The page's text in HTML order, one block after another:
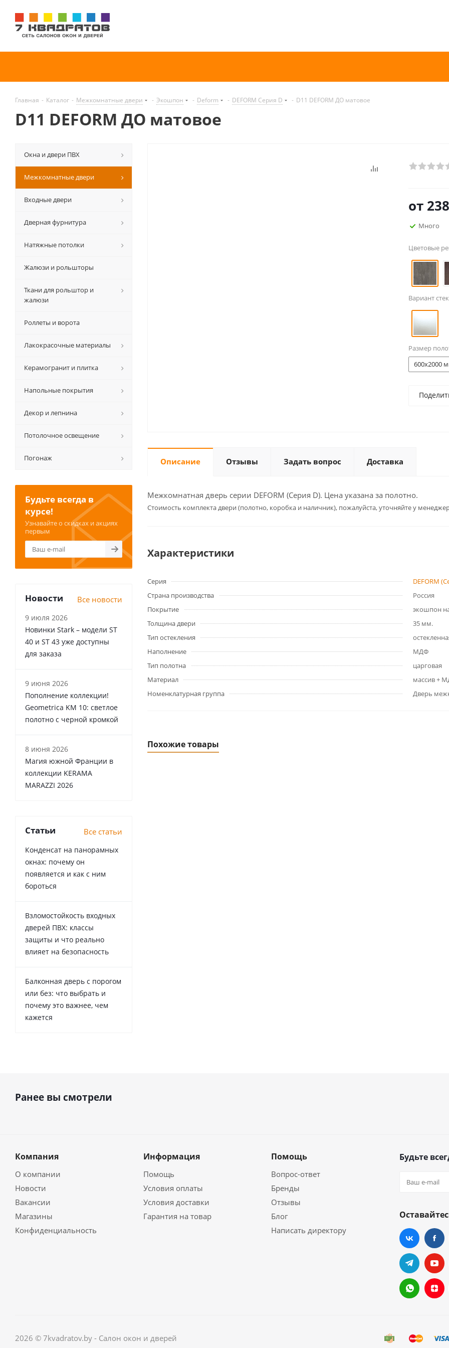
Главная - Каталог - Межкомнатные двери - Экошпон - Deform - DEFORM Серия D - D11 DEFORM ДО матовое
D11 DEFORM ДО матовое
от
Много
Цветовые
Вариант
Размер
600x2000
Описание Отзывы Задать вопрос Доставка
Межкомнатная дверь серии DEFORM (Серия D). Цена указана за полотно.
Cтоимость комплекта двери (полотно, коробка и наличник), пожалуйста, уточняйте у
Характеристики
Серия
DEFORM
Страна производства
Россия
Покрытие
экошпон
Толщина двери
35 мм.
Тип остекления
Наполнение
МДФ
Тип полотна
царговая
Материал
массив +
Номенклатурная группа
Дверь
Похожие товары
Окна и двери ПВХ
Межкомнатные двери
Входные двери
Дверная фурнитура
Натяжные потолки
Жалюзи и рольшторы
Ткани для рольштор и
жалюзи
Роллеты и ворота
Лакокрасочные материалы
Керамогранит и плитка
Напольные покрытия
Декор и лепнина
Потолочное освещение
Погонаж
Будьте всегда в
курсе!
Узнавайте о скидках и акциях
первым
Новости Все новости
9 июля 2026
Новинки Stark – модели ST
40 и ST 43 уже доступны
для заказа
9 июня 2026
Пополнение коллекции!
Geometrica KM 10: светлое
полотно с черной кромкой
8 июня 2026
Магия южной Франции в
коллекции KERAMA
MARAZZI 2026
Статьи Все статьи
Конденсат на панорамных
окнах: почему он
появляется и как с ним
бороться
Взломостойкость входных
дверей ПВХ: классы
защиты и что реально
влияет на безопасность
Балконная дверь с порогом
или без: что выбрать и
почему это важнее, чем
кажется
Ранее вы смотрели
Компания
О компании
Новости
Вакансии
Магазины
Конфиденциальность
Информация
Помощь
Условия оплаты
Условия доставки
Гарантия на товар
Помощь
Вопрос-ответ
Бренды
Отзывы
Блог
Написать директору
Будьте
2026 © 7kvadratov.by - Салон окон и дверей